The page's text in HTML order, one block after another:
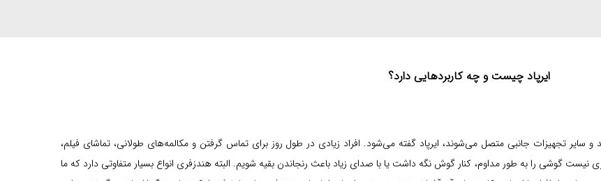
ایرپاد چیست و چه کاربردهایی دارد؟
تجهیزات جانبی متصل می‌شوند، ایرپاد گفته می‌شود. افراد زیادی در طول روز برای تماس گرفتن و مکالمه‌های طولانی، تماشای فیلم،
گوشی را به طور مداوم، کنار گوش نگه داشت یا با صدای زیاد باعث رنجاندن بقیه شویم. البته هندزفری انواع بسیار متفاوتی دارد که ما